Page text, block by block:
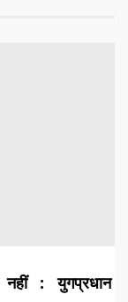
नहीं : युगप्रधान